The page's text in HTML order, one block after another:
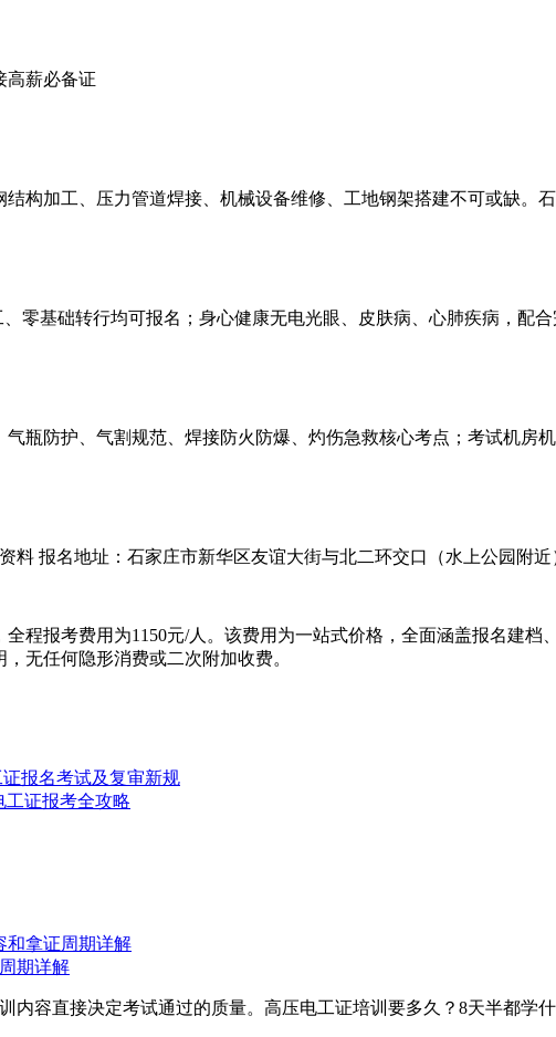
高薪必备证
构加工、压力管道焊接、机械设备维修、工地钢架搭建不可或缺。
零基础转行均可报名；身心健康无电光眼、皮肤病、心肺疾病，配合
瓶防护、气割规范、焊接防火防爆、灼伤急救核心考点；考试机房
料 报名地址：石家庄市新华区友谊大街与北二环交口（水上公园附近
程报考费用为1150元/人。该费用为一站式价格，全面涵盖报名建
无任何隐形消费或二次附加收费。
报名考试及复审新规
工证报考全攻略
期详解
内容直接决定考试通过的质量。高压电工证培训要多久？8天半都学